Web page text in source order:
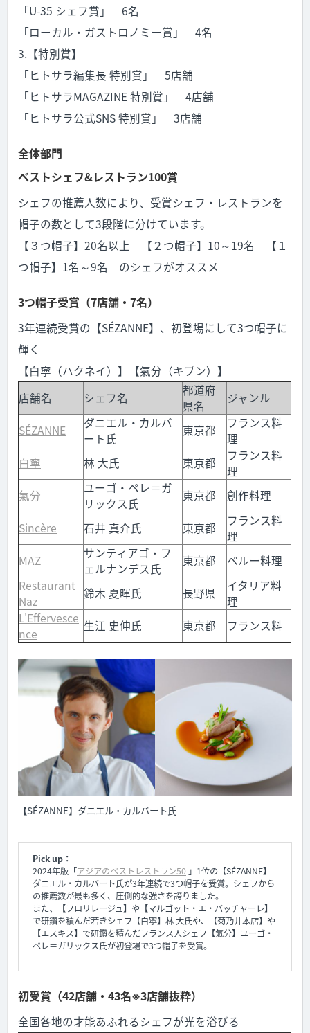
「U-35 シェフ賞」 6名
「ローカル・ガストロノミー賞」 4名
3.【特別賞】
「ヒトサラ編集長 特別賞」 5店舗
「ヒトサラMAGAZINE 特別賞」 4店舗
「ヒトサラ公式SNS 特別賞」 3店舗
全体部門
ベストシェフ&レストラン100賞
シェフの推薦人数により、受賞シェフ・レストランを
帽子の数として3段階に分けています。
【３つ帽子】20名以上 【２つ帽子】10～19名 【１
つ帽子】1名～9名 のシェフがオススメ
3つ帽子受賞（7店舗・7名）
3年連続受賞の【SÉZANNE】、初登場にして3つ帽子に
輝く
【白寧（ハクネイ）】【氣分（キブン）】
店舗名
シェフ名
都道府
県名
ジャンル
SÉZANNE
ダニエル・カルバ
ート氏
東京都
フランス料
理
白寧
林 大氏 東京都
フランス料
理
氣分
ユーゴ・ペレ＝ガ
リックス氏
東京都 創作料理
Sincère 石井 真介氏 東京都
フランス料
理
MAZ
サンティアゴ・フ
ェルナンデス氏
東京都
ペルー料理
Restaurant
Naz
鈴木 夏暉氏 長野県
イタリア料
理
L'Effervesce
nce
生江 史伸氏 東京都 フランス料
【SÉZANNE】ダニエル・カルバート氏
Pick up：
2024年版「アジアのベストレストラン50 」1位の【SÉZANNE】
ダニエル・カルバート氏が3年連続で3つ帽子を受賞。シェフから
の推薦数が最も多く、圧倒的な強さを誇りました。
また、【フロリレージュ】や【マルゴット・エ・バッチャーレ】
で研鑽を積んだ若きシェフ【白寧】林 大氏や、【菊乃井本店】や
【エスキス】で研鑽を積んだフランス人シェフ【氣分】ユーゴ・
ペレ＝ガリックス氏が初登場で3つ帽子を受賞。
初受賞（42店舗・43名※3店舗抜粋）
全国各地の才能あふれるシェフが光を浴びる